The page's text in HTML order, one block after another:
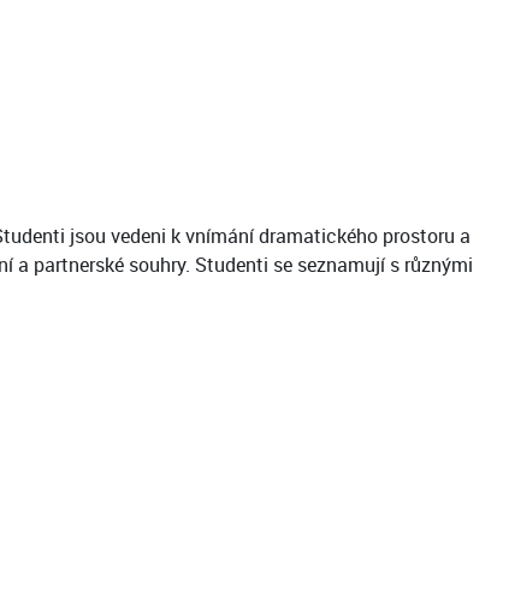
jsou vedeni k vnímání dramatického prostoru a
partnerské souhry. Studenti se seznamují s různými